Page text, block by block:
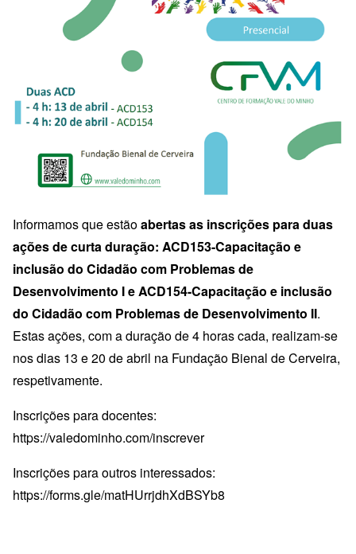
Informamos que estãoabertas as inscrições para duas
ações de curta duração: ACD153-Capacitação e
inclusão do Cidadão com Problemas de
Desenvolvimento I e ACD154-Capacitação e inclusão
do Cidadão com Problemas de Desenvolvimento II.
Estas ações, com a duração de 4 horas cada, realizam-se
nos dias 13 e 20 de abril na Fundação Bienal de Cerveira,
respetivamente.
Inscrições para docentes:
https://valedominho.com/inscrever
Inscrições para outros interessados:
https://forms.gle/matHUrrjdhXdBSYb8